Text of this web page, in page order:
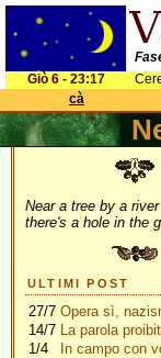
Giò 6 - 23:17
cà
Near a tree by a river
there's a hole in the
ULTIMI POST
27/7 Opera sì,
14/7 La parola
1/4
In campo con